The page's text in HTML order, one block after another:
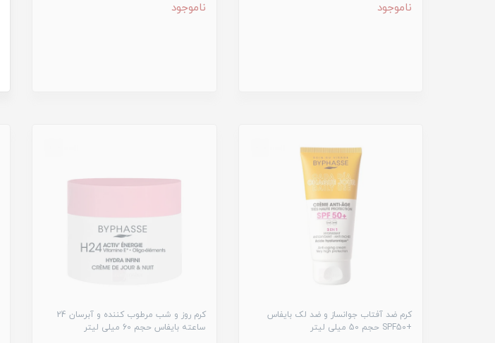
ناموجود ناموجود
کرم ضد آفتاب جوانساز و ضد لک بایفاس
+SPF50 حجم 50 میلی لیتر
کرم روز و شب مرطوب کننده و آبرسان 24
ساعته بایفاس حجم 60 میلی لیتر